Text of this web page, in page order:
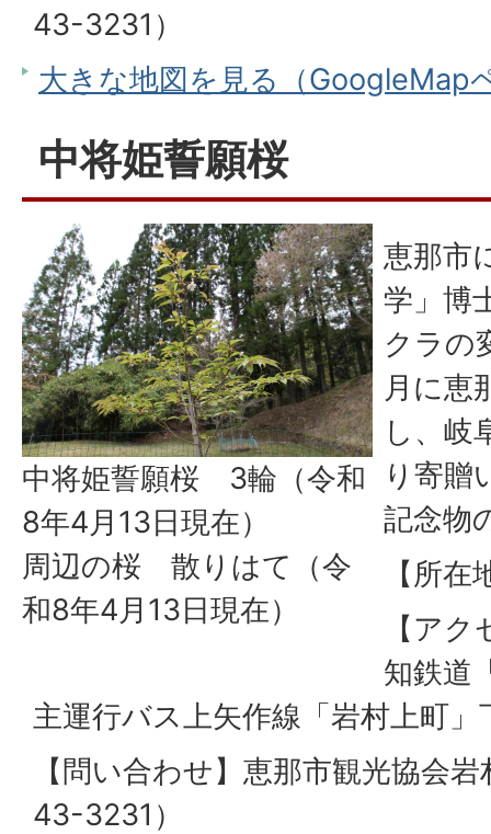
43-3231）
大きな地図を見る（GoogleMap
中将姫誓願桜
中将姫誓願桜 3輪（令和
8年4月13日現在）
周辺の桜 散りはて（令
和8年4月13日現在）
恵那市
学」博
クラの
月に恵
し、岐
り寄贈
記念物
【所
【ア
知鉄道
主運行バス上矢作線「岩村上町」
【問い合わせ】恵那市観光協会
43-3231）